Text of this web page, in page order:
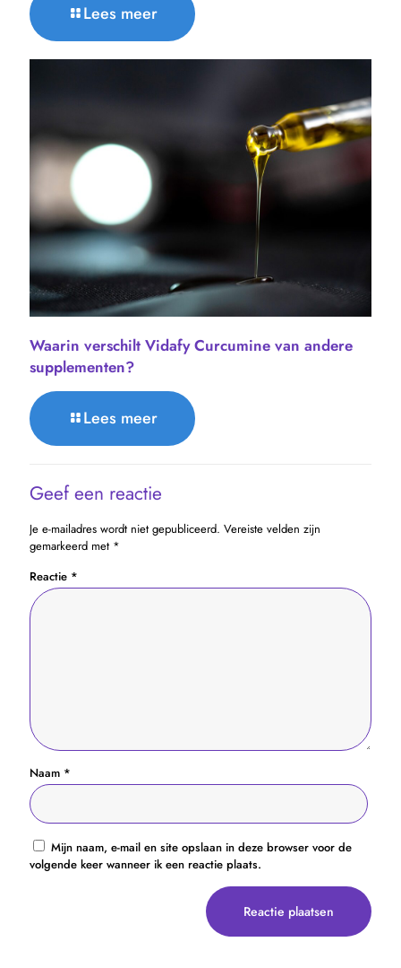
Lees meer
Waarin verschilt Vidafy Curcumine van andere
supplementen?
Lees meer
Geef een reactie
Je e-mailadres wordt niet gepubliceerd. Vereiste velden zijn
gemarkeerd met *
Reactie *
Naam *
Mijn naam, e-mail en site opslaan in deze browser voor de
volgende keer wanneer ik een reactie plaats.